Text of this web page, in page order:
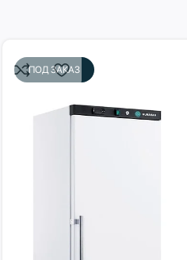
ПОД ЗАКАЗ